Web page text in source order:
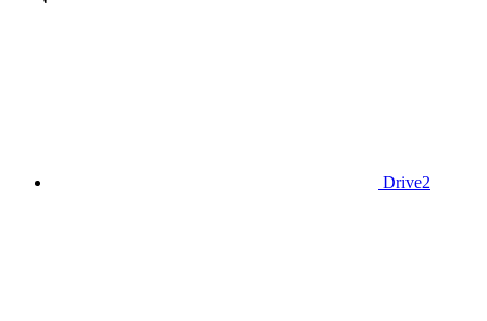
Drive2